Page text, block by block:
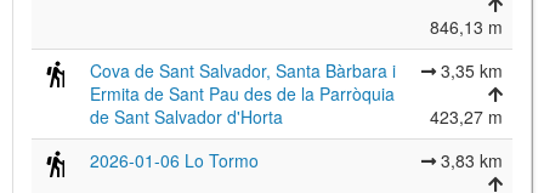
846,13 m
Cova de Sant Salvador, Santa Bàrbara i
Ermita de Sant Pau des de la Parròquia
de Sant Salvador d'Horta
3,35 km
423,27 m
2026-01-06 Lo Tormo
3,83 km